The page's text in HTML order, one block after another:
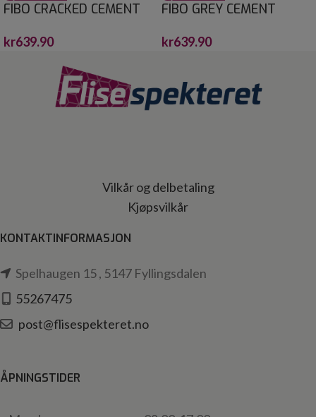
FIBO CRACKED CEMENT
kr639.90
FIBO GREY CEMENT
kr639.90
Vilkår og delbetaling
Kjøpsvilkår
KONTAKTINFORMASJON
Spelhaugen 15 , 5147 Fyllingsdalen
55267475
post@flisespekteret.no
ÅPNINGSTIDER